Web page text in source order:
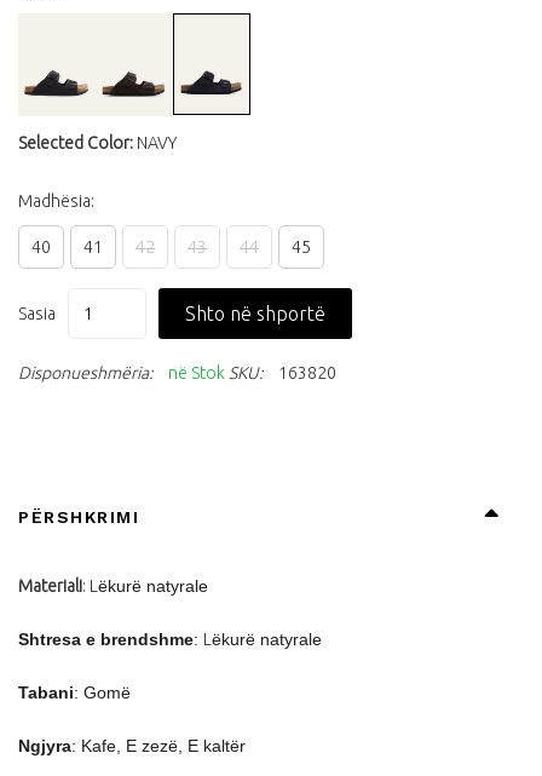
Selected Color: NAVY
Madhësia:
40 41 42 43 44 45
Sasia Shto në shportë
Disponueshmëria: në Stok SKU: 163820
PËRSHKRIMI
Materiali: L ëkurë natyrale
Shtresa e brendshme: L ëkurë natyrale
Tabani: Gomë
Ngjyra: Kafe, E zezë, E kaltër